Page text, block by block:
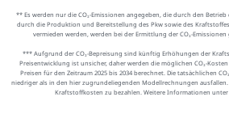
** Es werden nur die CO₂-Emissionen angegeben, die durch den Betrieb
durch die Produktion und Bereitstellung des Pkw sowie des
vermieden werden, werden bei der Ermittlung der CO₂-
*** Aufgrund der CO₂-Bepreisung sind künftig Erhöhungen der
Preisentwicklung ist unsicher, daher werden die möglichen CO₂-
Preisen für den Zeitraum 2025 bis 2034 berechnet. Die tatsächlichen
niedriger als in den hier zugrundeliegenden Modellrechnungen ausfallen.
Kraftstoffkosten zu bezahlen. Weitere Informationen